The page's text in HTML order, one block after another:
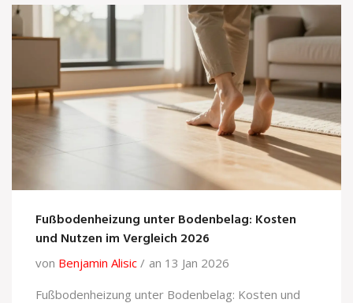
Fußbodenheizung unter Bodenbelag: Kosten
und Nutzen im Vergleich 2026
von Benjamin Alisic
an 13 Jan 2026
Fußbodenheizung unter Bodenbelag: Kosten und